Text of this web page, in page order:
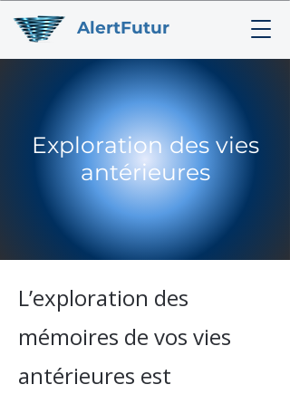
AlertFutur
​Exploration des vies
antérieures
L’exploration des
mémoires de vos vies
antérieures est